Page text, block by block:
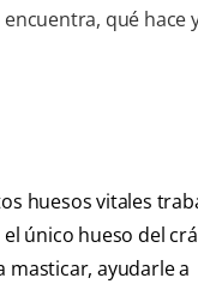
qué hace
huesos vitales
único hueso del
masticar, ayudarle a